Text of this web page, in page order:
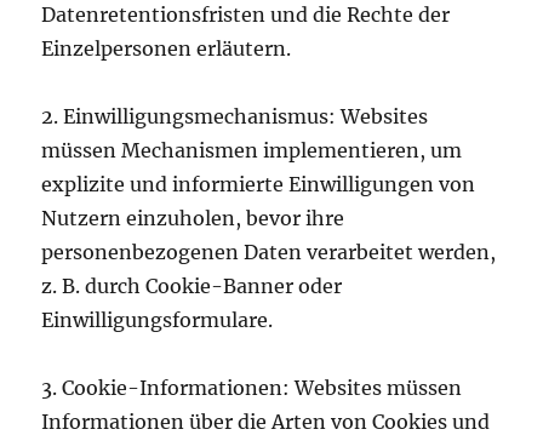
Datenretentionsfristen und die Rechte der
Einzelpersonen erläutern.
2. Einwilligungsmechanismus: Websites
müssen Mechanismen implementieren, um
explizite und informierte Einwilligungen von
Nutzern einzuholen, bevor ihre
personenbezogenen Daten verarbeitet werden,
z. B. durch Cookie-Banner oder
Einwilligungsformulare.
3. Cookie-Informationen: Websites müssen
Informationen über die Arten von Cookies und